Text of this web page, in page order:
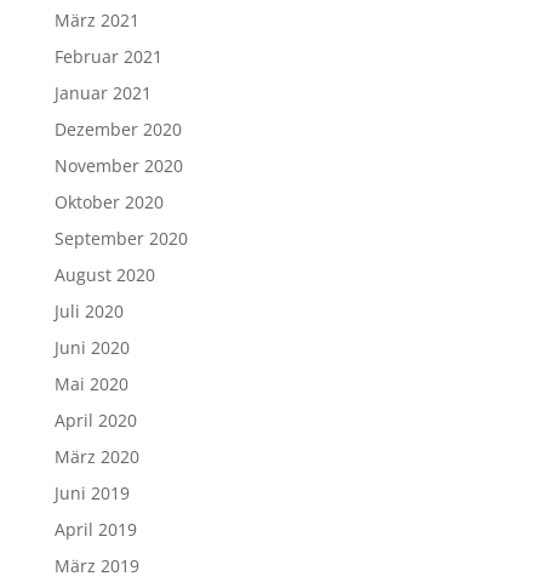
März 2021
Februar 2021
Januar 2021
Dezember 2020
November 2020
Oktober 2020
September 2020
August 2020
Juli 2020
Juni 2020
Mai 2020
April 2020
März 2020
Juni 2019
April 2019
März 2019